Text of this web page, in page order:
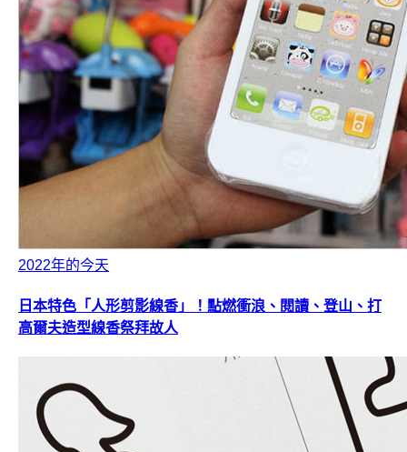
2022年的今天
日本特色「人形剪影線香」！點燃衝浪、閱讀、登山、打
高爾夫造型線香祭拜故人